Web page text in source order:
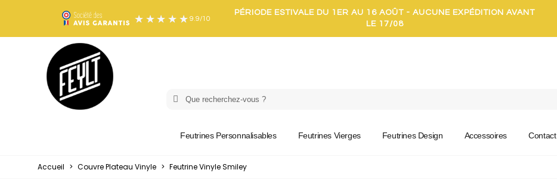
PÉRIODE ESTIVALE DU 1ER AU 16 AOÛT - AUCUNE EXPÉDITION AVANT
LE 17/08
Feutrines Personnalisables Feutrines Vierges Feutrines Design Accessoires Contact
Accueil > Couvre Plateau Vinyle > Feutrine Vinyle Smiley